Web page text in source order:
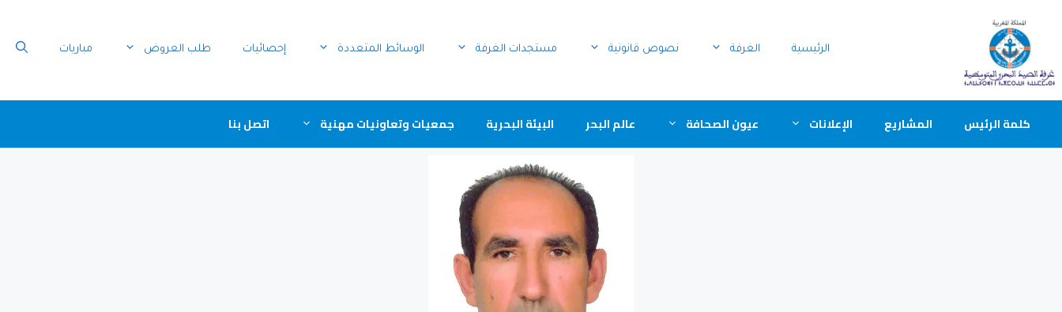
الرئيسية الغرفة نصوص قانونية مستجدات الغرفة الوسائط المتعددة إحصائيات طلب العروض مباريات
كلمة الرئيس المشاريع الإعلانات عيون الصحافة عالم البحر البيئة البحرية جمعيات وتعاونيات مهنية اتصل بنا